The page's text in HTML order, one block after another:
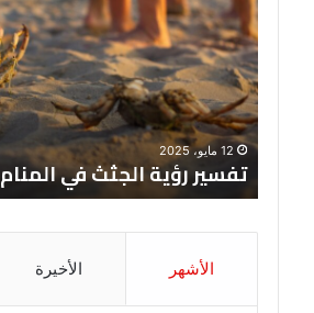
الجثث
في
المنام
12 مايو، 2025
تفسير رؤية الجثث في المنام
الأشهر الأخيرة